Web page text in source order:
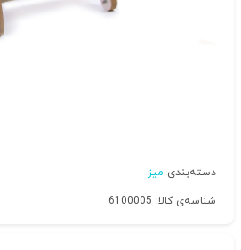
دسته‌بندی میز
شناسه‌ی کالا: 6100005